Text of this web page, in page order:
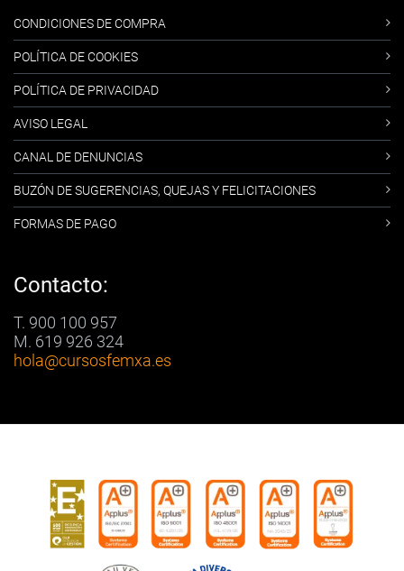
CONDICIONES DE COMPRA
POLÍTICA DE COOKIES
POLÍTICA DE PRIVACIDAD
AVISO LEGAL
CANAL DE DENUNCIAS
BUZÓN DE SUGERENCIAS, QUEJAS Y FELICITACIONES
FORMAS DE PAGO
Contacto:
T. 900 100 957
M. 619 926 324
hola@cursosfemxa.es